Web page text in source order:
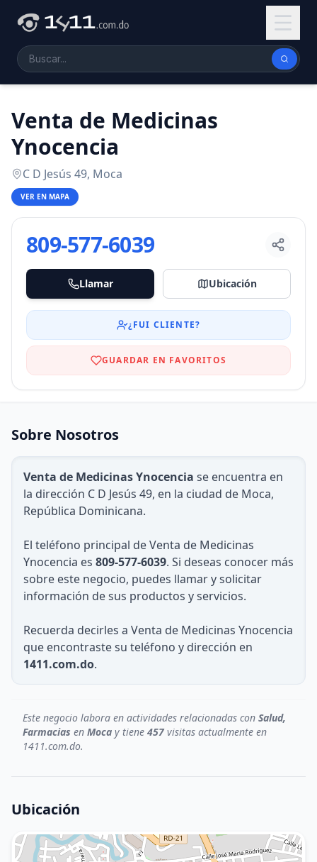
Venta de Medicinas
Ynocencia
C D Jesús 49, Moca
VER EN MAPA
809-577-6039
Llamar Ubicación
¿FUI CLIENTE?
GUARDAR EN FAVORITOS
Sobre Nosotros
Venta de Medicinas Ynocencia se encuentra en
la dirección C D Jesús 49, en la ciudad de Moca,
República Dominicana.
El teléfono principal de Venta de Medicinas
Ynocencia es 809-577-6039. Si deseas conocer más
sobre este negocio, puedes llamar y solicitar
información de sus productos y servicios.
Recuerda decirles a Venta de Medicinas Ynocencia
que encontraste su teléfono y dirección en
1411.com.do.
Este negocio labora en actividades relacionadas con Salud,
Farmacias en Moca y tiene 457visitas actualmente en
1411.com.do.
Ubicación